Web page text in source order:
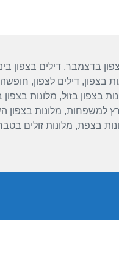
בדצמבר,דילים בצפון
בצפון,דילים לצפון, חופשה
בצפון בזול, מלונות בצפון
למשפחות, מלונות בצפון
בצפת, מלונות זולים